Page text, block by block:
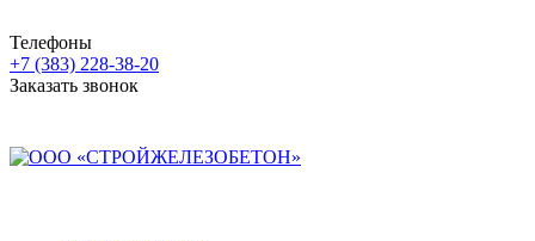
Телефоны
+7 (383) 228-38-20
Заказать звонок